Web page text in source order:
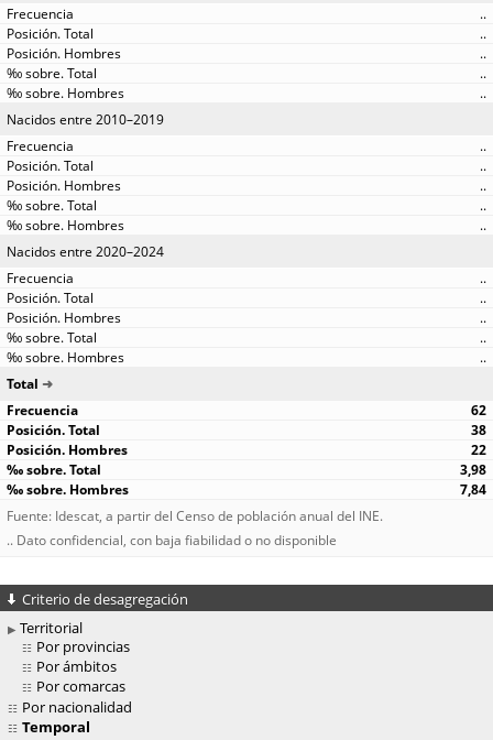
..
..
..
..
..
Nacidos entre 2010–2019
..
..
..
..
..
Nacidos entre 2020–2024
..
..
..
..
..
Total
62
38
22
3,98
7,84
Fuente: Idescat, a partir del Censo de población anual del INE.
.. Dato confidencial, con baja fiabilidad o no disponible
Criterio de desagregación
Territorial
Por provincias
Por ámbitos
Por comarcas
Por nacionalidad
Temporal